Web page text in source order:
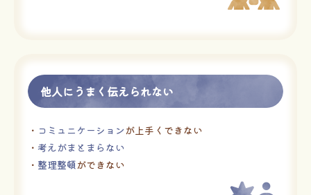
他人にうまく伝えられない
・ コミュニケーションが上手くできない
・ 考えがまとまらない
・ 整理整頓ができない